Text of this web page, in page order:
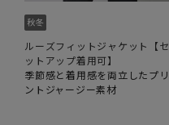
ルーズフィットジャケット【セ
ットアップ着用可】
季節感と着用感を両立したプリ
ントジャージー素材